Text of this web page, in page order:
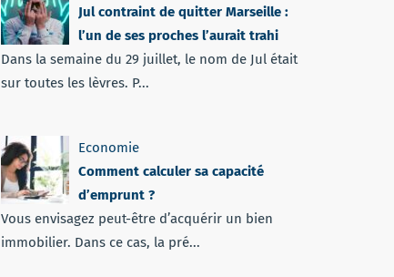
Jul contraint de quitter Marseille :
l’un de ses proches l’aurait trahi
Dans la semaine du 29 juillet, le nom de Jul était
sur toutes les lèvres. P...
Economie
Comment calculer sa capacité
d’emprunt ?
Vous envisagez peut-être d’acquérir un bien
immobilier. Dans ce cas, la pré...